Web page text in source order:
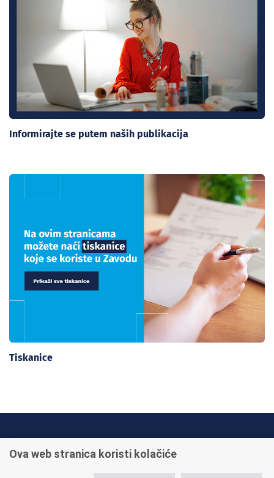
Informirajte se putem naših publikacija
Tiskanice
+385 1 45 95 011
Ova web stranica koristi kolačiće